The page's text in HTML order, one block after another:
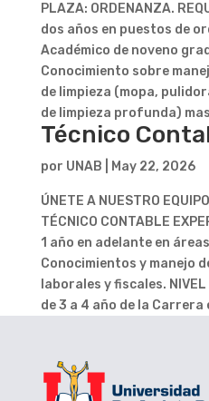
PLAZA: ORDENANZA.
dos años en puestos de
Académico de noveno
Conocimiento sobre
de limpieza (mopa,
de limpieza profunda)
Técnico
por UNAB May 22, 2026
ÚNETE A NUESTRO
TÉCNICO CONTABLE
1 año en adelante en
Conocimientos y manejo
laborales y fiscales.
de 3 a 4 año de la